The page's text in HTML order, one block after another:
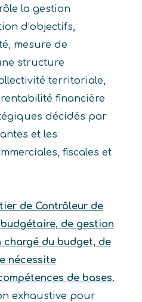
la gestion
d’objectifs,
mesure de
structure
territoriale,
financière
décidés par
et les
fiscales et
de Contrôleur de
de gestion
du budget, de
nécessite
de bases.
exhaustive pour